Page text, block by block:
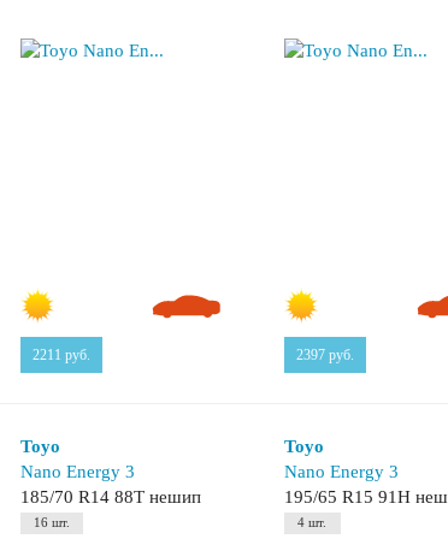
2211 руб. 2397 руб.
Toyo
Nano Energy 3
185/70 R14 88T нешип
16 шт.
Toyo
Nano Energy 3
195/65 R15 91H
4 шт.